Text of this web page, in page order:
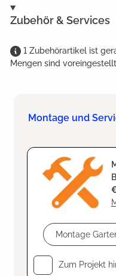
Zubehör & Services
1 Zubehörartikel ist
Mengen sind
Montage und
Zum Projekt